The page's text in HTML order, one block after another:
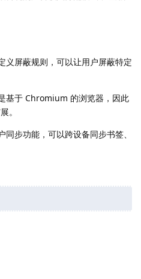
义屏蔽规则，可以让用户屏蔽特定
基于 Chromium 的浏览器，因此
。
同步功能，可以跨设备同步书签、